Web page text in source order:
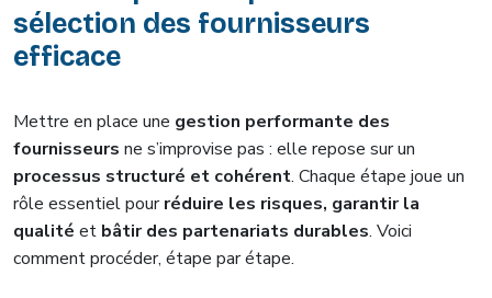
sélection des fournisseurs
efficace
Mettre en place une gestion performante des
fournisseurs ne s’improvise pas : elle repose sur un
processus structuré et cohérent. Chaque étape joue un
rôle essentiel pourréduire les risques, garantir la
qualité et bâtir des partenariats durables. Voici
comment procéder, étape par étape.